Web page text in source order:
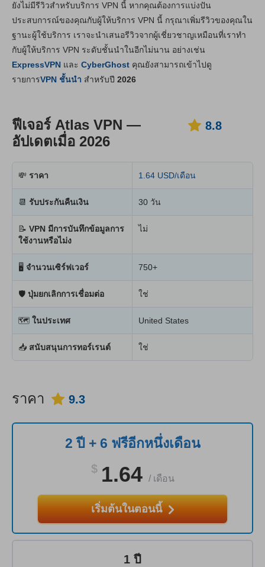
คุณสมบัติหลัก 8.8
แอปและการติดตั้ง 7.0
ราคา
ความเสถียร & การช่วยเหลือ 8.8
ยังไม่มีรีวิวสำหรับบริการ VPN นี้ หากคุณต้องการแบ่งปัน
ประสบการณ์ของคุณกับผู้ให้บริการ VPN นี้ กรุณาเพิ่มรีวิวของคุณใน
ฐานะผู้ใช้บริการ เราจะนำเสนอรีวิวจากผู้เชี่ยวชาญเหมือนที่เราทำ
กับผู้ให้บริการ VPN ระดับชั้นนำในอีกไม่นาน อย่างเช่น
ExpressVPN และ CyberGhost คุณยังสามารถเข้าไปดู
รายการVPN ชั้นนำ สำหรับปี 2026
ฟีเจอร์ Atlas VPN —
อัปเดตเมื่อ 2026
8.8
💸 ราคา 1.64 USD/เดือน
📆 รับประกันคืนเงิน 30 วัน
📝 VPN มีการบันทึกข้อมูลการ
ใช้งานหรือไม่ง
ไม่
🖥 จำนวนเซิร์ฟเวอร์ 750+
🛡 ปุ่มยกเลิกการเชื่อมต่อ ใช่
🗺 ในประเทศ United States
📥 สนับสนุนการทอร์เรนต์ ใช่
ราคา 9.3
2 ปี + 6 ฟรีอีกหนึ่งเดือน
$ 1.64 / เดือน
เริ่มต้นในตอนนี้
1 ปี